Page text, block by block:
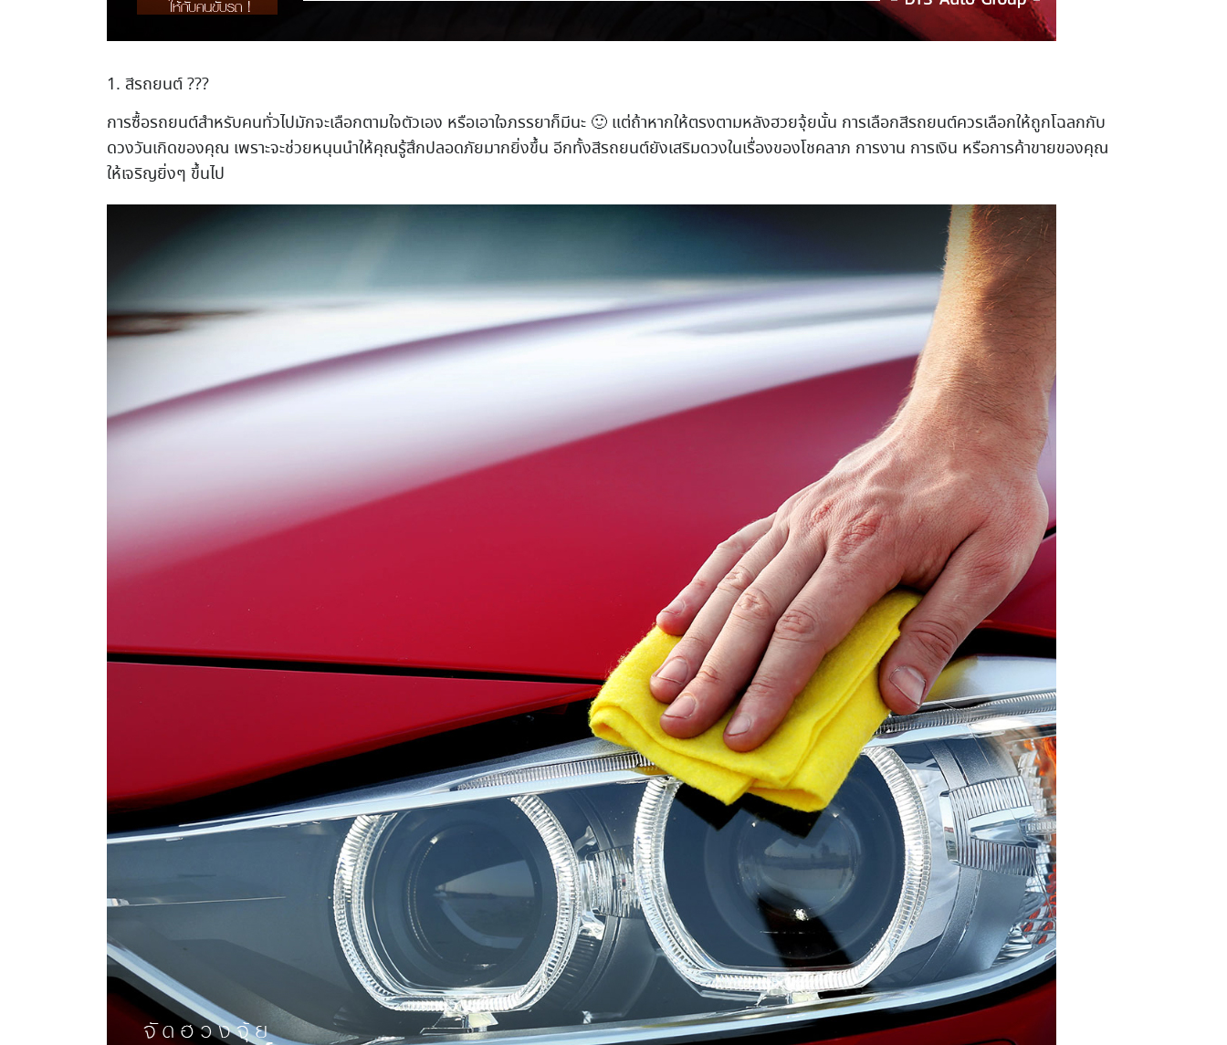
1. สีรถยนต์ ???
การซื้อรถยนต์สำหรับคนทั่วไปมักจะเลือกตามใจตัวเอง หรือเอาใจภรรยาก็มีนะ 🙂 แต่ถ้าหากให้ตรงตามหลังฮวยจุ้ยนั้น การเลือกสีรถยนต์ควรเลือกให้ถูกโฉลกกับ
ดวงวันเกิดของคุณ เพราะจะช่วยหนุนนำให้คุณรู้สึกปลอดภัยมากยิ่งขึ้น อีกทั้งสีรถยนต์ยังเสริมดวงในเรื่องของโชคลาภ การงาน การเงิน หรือการค้าขายของคุณ
ให้เจริญยิ่งๆ ขึ้นไป